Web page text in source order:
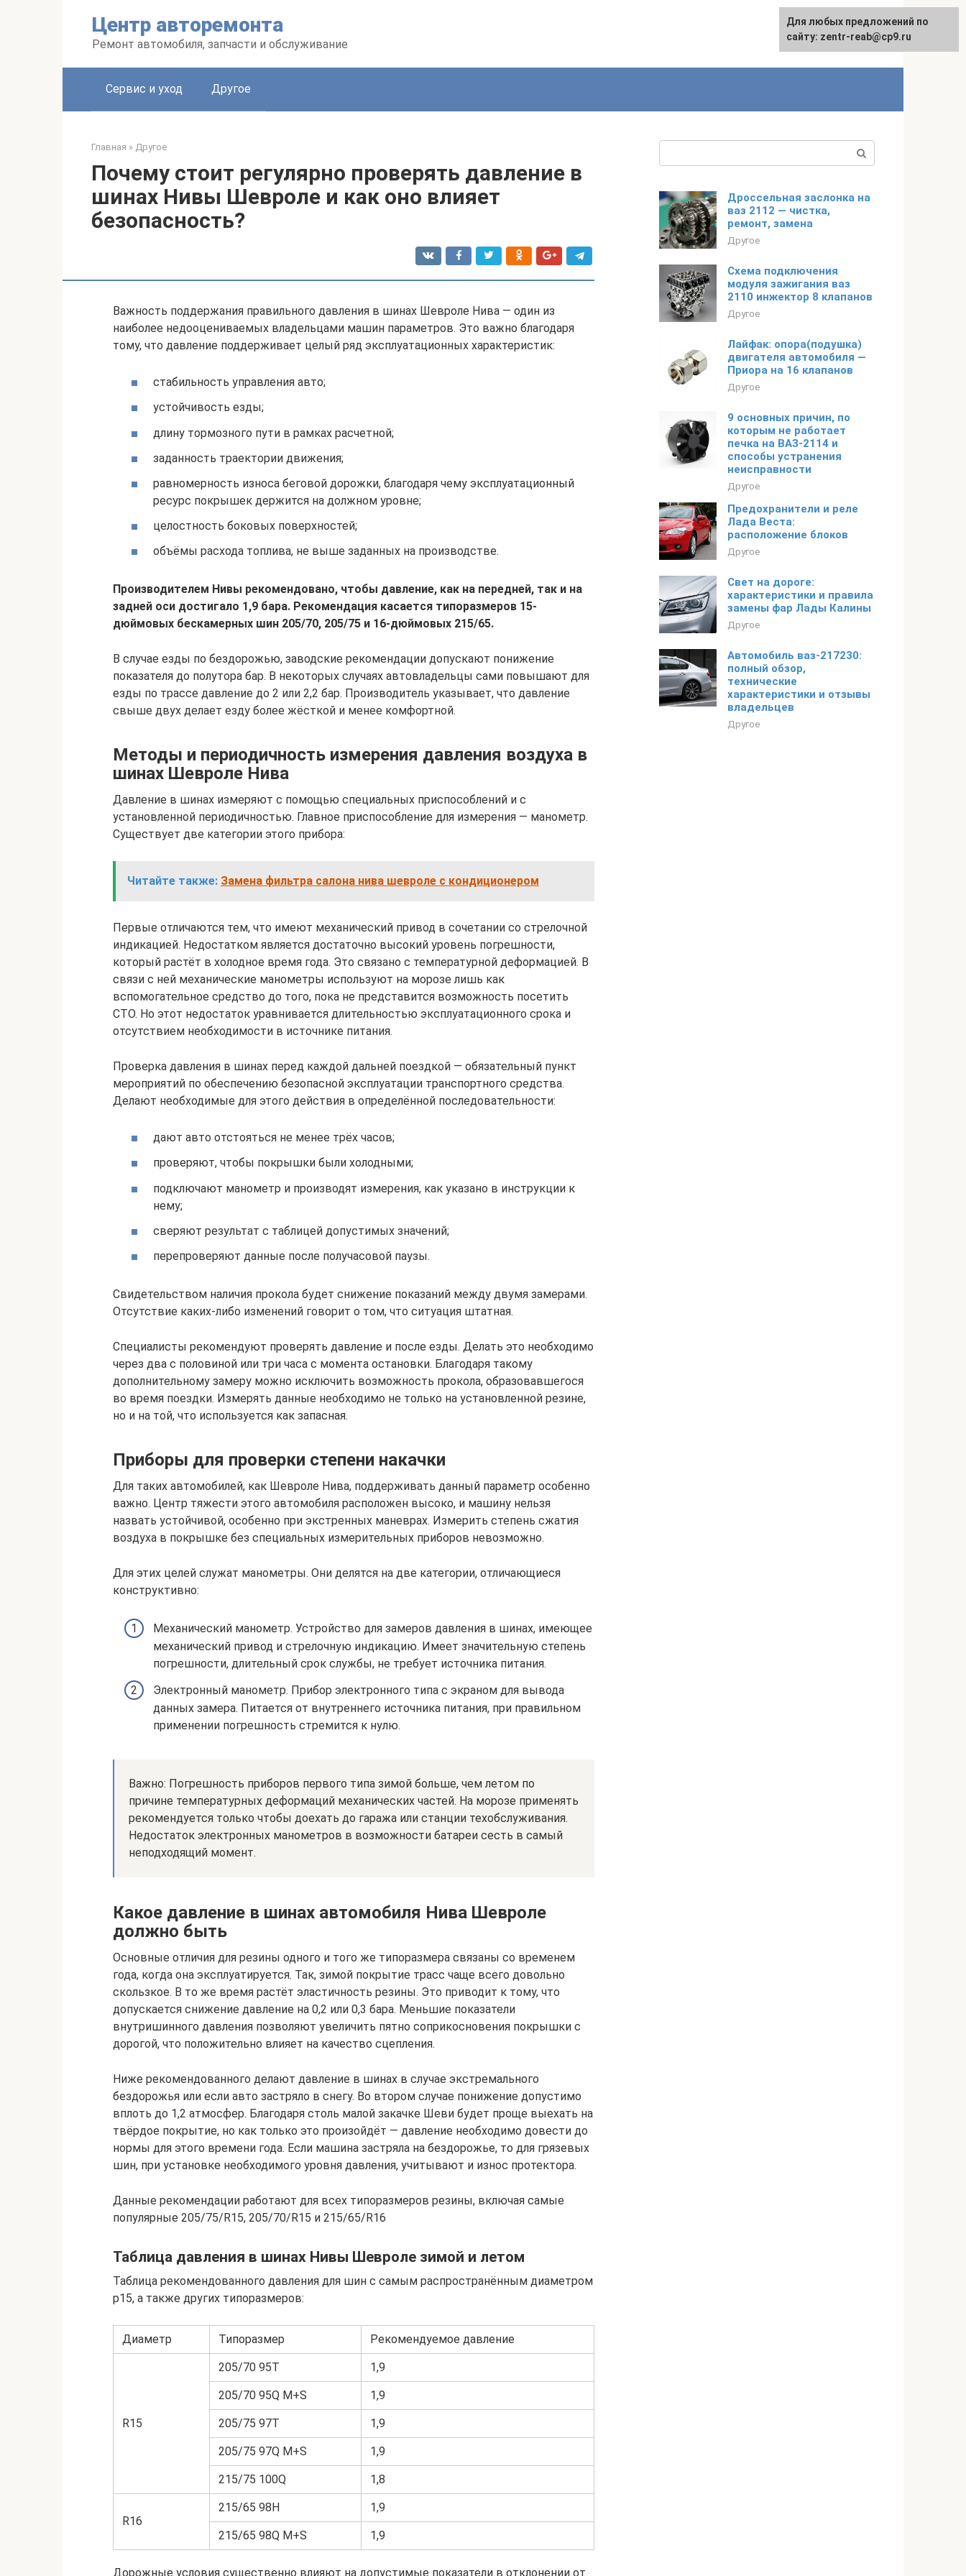
Центр авторемонта
Ремонт автомобиля, запчасти и обслуживание
Сервис и уход Другое
Главная » Другое
Почему стоит регулярно проверять давление в
шинах Нивы Шевроле и как оно влияет
безопасность?
Важность поддержания правильного давления в шинах Шевроле Нива — один из
наиболее недооцениваемых владельцами машин параметров. Это важно благодаря
тому, что давление поддерживает целый ряд эксплуатационных характеристик:
стабильность управления авто;
устойчивость езды;
длину тормозного пути в рамках расчетной;
заданность траектории движения;
равномерность износа беговой дорожки, благодаря чему эксплуатационный
ресурс покрышек держится на должном уровне;
целостность боковых поверхностей;
объёмы расхода топлива, не выше заданных на производстве.
Производителем Нивы рекомендовано, чтобы давление, как на передней, так и на
задней оси достигало 1,9 бара. Рекомендация касается типоразмеров 15-
дюймовых бескамерных шин 205/70, 205/75 и 16-дюймовых 215/65.
В случае езды по бездорожью, заводские рекомендации допускают понижение
показателя до полутора бар. В некоторых случаях автовладельцы сами повышают для
езды по трассе давление до 2 или 2,2 бар. Производитель указывает, что давление
свыше двух делает езду более жёсткой и менее комфортной.
Методы и периодичность измерения давления воздуха в
шинах Шевроле Нива
Давление в шинах измеряют с помощью специальных приспособлений и с
установленной периодичностью. Главное приспособление для измерения — манометр.
Существует две категории этого прибора:
Читайте также: Замена фильтра салона нива шевроле с кондиционером
Первые отличаются тем, что имеют механический привод в сочетании со стрелочной
индикацией. Недостатком является достаточно высокий уровень погрешности,
который растёт в холодное время года. Это связано с температурной деформацией. В
связи с ней механические манометры используют на морозе лишь как
вспомогательное средство до того, пока не представится возможность посетить
СТО. Но этот недостаток уравнивается длительностью эксплуатационного срока и
отсутствием необходимости в источнике питания.
Проверка давления в шинах перед каждой дальней поездкой — обязательный пункт
мероприятий по обеспечению безопасной эксплуатации транспортного средства.
Делают необходимые для этого действия в определённой последовательности:
дают авто отстояться не менее трёх часов;
проверяют, чтобы покрышки были холодными;
подключают манометр и производят измерения, как указано в инструкции к
нему;
сверяют результат с таблицей допустимых значений;
перепроверяют данные после получасовой паузы.
Свидетельством наличия прокола будет снижение показаний между двумя замерами.
Отсутствие каких-либо изменений говорит о том, что ситуация штатная.
Специалисты рекомендуют проверять давление и после езды. Делать это необходимо
через два с половиной или три часа с момента остановки. Благодаря такому
дополнительному замеру можно исключить возможность прокола, образовавшегося
во время поездки. Измерять данные необходимо не только на установленной резине,
но и на той, что используется как запасная.
Приборы для проверки степени накачки
Для таких автомобилей, как Шевроле Нива, поддерживать данный параметр особенно
важно. Центр тяжести этого автомобиля расположен высоко, и машину нельзя
назвать устойчивой, особенно при экстренных маневрах. Измерить степень сжатия
воздуха в покрышке без специальных измерительных приборов невозможно.
Для этих целей служат манометры. Они делятся на две категории, отличающиеся
конструктивно:
Механический манометр. Устройство для замеров давления в шинах, имеющее
механический привод и стрелочную индикацию. Имеет значительную степень
погрешности, длительный срок службы, не требует источника питания.
Электронный манометр. Прибор электронного типа с экраном для вывода
данных замера. Питается от внутреннего источника питания, при правильном
применении погрешность стремится к нулю.
Важно: Погрешность приборов первого типа зимой больше, чем летом по
причине температурных деформаций механических частей. На морозе применять
рекомендуется только чтобы доехать до гаража или станции техобслуживания.
Недостаток электронных манометров в возможности батареи сесть в самый
неподходящий момент.
Какое давление в шинах автомобиля Нива Шевроле
должно быть
Основные отличия для резины одного и того же типоразмера связаны со временем
года, когда она эксплуатируется. Так, зимой покрытие трасс чаще всего довольно
скользкое. В то же время растёт эластичность резины. Это приводит к тому, что
допускается снижение давление на 0,2 или 0,3 бара. Меньшие показатели
внутришинного давления позволяют увеличить пятно соприкосновения покрышки с
дорогой, что положительно влияет на качество сцепления.
Ниже рекомендованного делают давление в шинах в случае экстремального
бездорожья или если авто застряло в снегу. Во втором случае понижение допустимо
вплоть до 1,2 атмосфер. Благодаря столь малой закачке Шеви будет проще выехать на
твёрдое покрытие, но как только это произойдёт — давление необходимо довести до
нормы для этого времени года. Если машина застряла на бездорожье, то для грязевых
шин, при установке необходимого уровня давления, учитывают и износ протектора.
Данные рекомендации работают для всех типоразмеров резины, включая самые
популярные 205/75/R15, 205/70/R15 и 215/65/R16
Таблица давления в шинах Нивы Шевроле зимой и летом
Таблица рекомендованного давления для шин с самым распространённым диаметром
р15, а также других типоразмеров:
Диаметр Типоразмер Рекомендуемое давление
R15
205/70 95Т 1,9
205/70 95Q M+S 1,9
205/75 97Т 1,9
205/75 97Q M+S 1,9
215/75 100Q 1,8
R16
215/65 98Н 1,9
215/65 98Q M+S 1,9
Дорожные условия существенно влияют на допустимые показатели в отклонении от
Дроссельная заслонка на
ваз 2112 — чистка,
ремонт, замена
Другое
Схема подключения
модуля зажигания ваз
2110 инжектор 8 клапанов
Другое
Лайфак: опора(подушка)
двигателя автомобиля —
Приора на 16 клапанов
Другое
9 основных причин, по
которым не работает
печка на ВАЗ-2114 и
способы устранения
неисправности
Другое
Предохранители и реле
Лада Веста:
расположение блоков
Другое
Свет на дороге:
характеристики и правила
замены фар Лады Калины
Другое
Автомобиль ваз-217230:
полный обзор,
технические
характеристики и отзывы
владельцев
Другое
Для любых предложений по
сайту: zentr-reab@cp9.ru